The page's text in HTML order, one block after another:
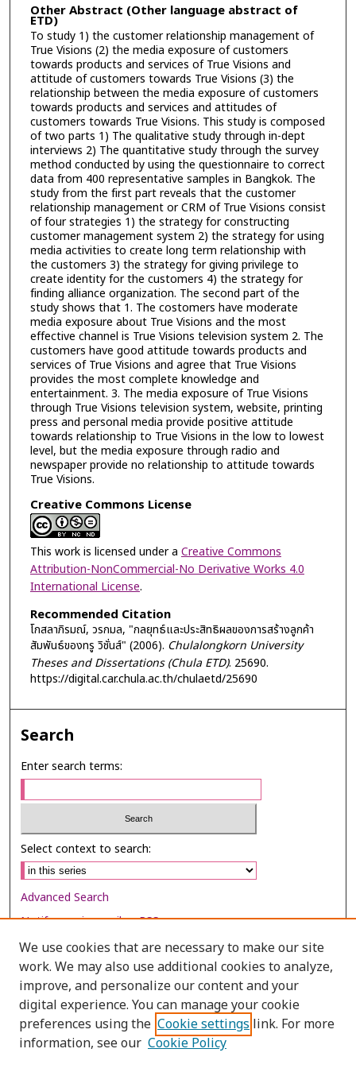
Other Abstract (Other language abstract of
ETD)
To study 1) the customer relationship management of
True Visions (2) the media exposure of customers
towards products and services of True Visions and
attitude of customers towards True Visions (3) the
relationship between the media exposure of customers
towards products and services and attitudes of
customers towards True Visions. This study is composed
of two parts 1) The qualitative study through in-dept
interviews 2) The quantitative study through the survey
method conducted by using the questionnaire to correct
data from 400 representative samples in Bangkok. The
study from the first part reveals that the customer
relationship management or CRM of True Visions consist
of four strategies 1) the strategy for constructing
customer management system 2) the strategy for using
media activities to create long term relationship with
the customers 3) the strategy for giving privilege to
create identity for the customers 4) the strategy for
finding alliance organization. The second part of the
study shows that 1. The costomers have moderate
media exposure about True Visions and the most
effective channel is True Visions television system 2. The
customers have good attitude towards products and
services of True Visions and agree that True Visions
provides the most complete knowledge and
entertainment. 3. The media exposure of True Visions
through True Visions television system, website, printing
press and personal media provide positive attitude
towards relationship to True Visions in the low to lowest
level, but the media exposure through radio and
newspaper provide no relationship to attitude towards
True Visions.
Creative Commons License
This work is licensed under a Creative Commons
Attribution-NonCommercial-No Derivative Works 4.0
International License.
Recommended Citation
โกสลาภิรมณ์, วรกมล, "กลยุทธ์และประสิทธิผลของการสร้างลูกค้า
สัมพันธ์ของทรู วิชั่นส์" (2006). Chulalongkorn University
Theses and Dissertations (Chula ETD). 25690.
https://digital.car.chula.ac.th/chulaetd/25690
Search
Enter search terms:
Select context to search:
Advanced Search
Notify me via email orRSS
Browse
Collections
Disciplines
Authors
We use cookies that are necessary to make our site
work. We may also use additional cookies to analyze,
improve, and personalize our content and your
digital experience. You can manage your cookie
preferences using the Cookie settings link. For more
information, see our Cookie Policy